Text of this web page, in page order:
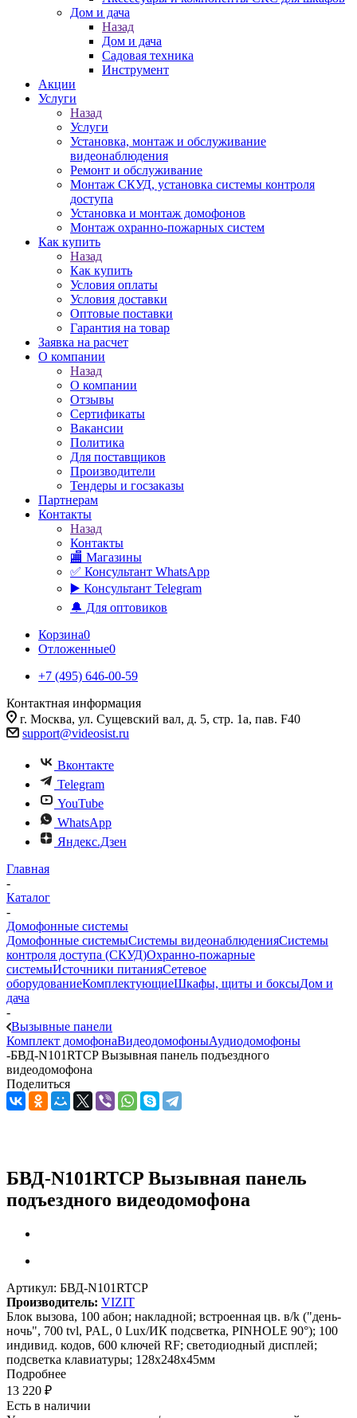
Дом и дача
Назад
Дом и дача
Садовая техника
Инструмент
Акции
Услуги
Назад
Услуги
Установка, монтаж и обслуживание
видеонаблюдения
Ремонт и обслуживание
Монтаж СКУД, установка системы контроля
доступа
Установка и монтаж домофонов
Монтаж охранно-пожарных систем
Как купить
Назад
Как купить
Условия оплаты
Условия доставки
Оптовые поставки
Гарантия на товар
Заявка на расчет
О компании
Назад
О компании
Отзывы
Сертификаты
Вакансии
Политика
Для поставщиков
Производители
Тендеры и госзаказы
Партнерам
Контакты
Назад
Контакты
🏬 Магазины
✅️ Консультант WhatsApp
▶️ Консультант Telegram
🔔 Для оптовиков
Корзина0
Отложенные0
+7 (495) 646-00-59
Контактная информация
г. Москва, ул. Сущевский вал, д. 5, стр. 1а, пав. F40
support@videosist.ru
Вконтакте
Telegram
YouTube
WhatsApp
Яндекс.Дзен
Главная
-
Каталог
-
Домофонные системы
Домофонные системыСистемы видеонаблюденияСистемы
контроля доступа (СКУД)Охранно-пожарные
системыИсточники питанияСетевое
оборудованиеКомплектующиеШкафы, щиты и боксыДом и
дача
-
Вызывные панели
Комплект домофонаВидеодомофоныАудиодомофоны
-БВД-N101RTCP Вызывная панель подъездного
видеодомофона
Поделиться
БВД-N101RTCP Вызывная панель
подъездного видеодомофона
Артикул: БВД-N101RTCP
Производитель: VIZIT
Блок вызова, 100 абон; накладной; встроенная цв. в/k ("день-
ночь", 700 tvl, PAL, 0 Lux/ИК подсветка, PINHOLE 90°); 100
индивид. кодов, 600 ключей RF; светодиодный дисплей;
подсветка клавиатуры; 128х248х45мм
Подробнее
13 220 ₽
Есть в наличии